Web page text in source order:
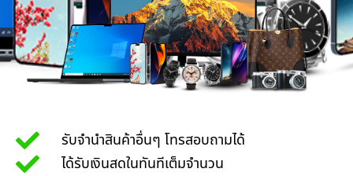
รับจำนำสินค้าอื่นๆ โทรสอบถามได้
ได้รับเงินสดในทันทีเต็มจำนวน